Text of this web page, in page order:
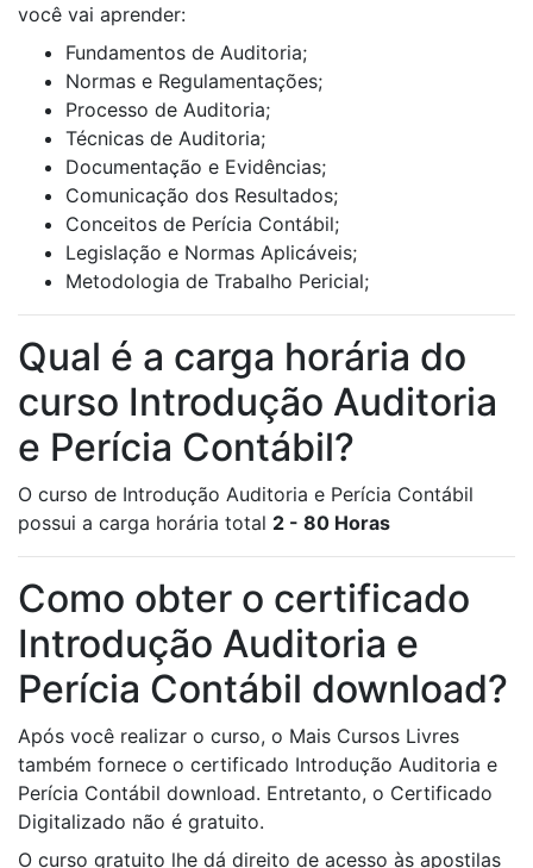
você vai aprender:
Fundamentos de Auditoria;
Normas e Regulamentações;
Processo de Auditoria;
Técnicas de Auditoria;
Documentação e Evidências;
Comunicação dos Resultados;
Conceitos de Perícia Contábil;
Legislação e Normas Aplicáveis;
Metodologia de Trabalho Pericial;
Qual é a carga horária do
curso Introdução Auditoria
e Perícia Contábil?
O curso de Introdução Auditoria e Perícia Contábil
possui a carga horária total 2 - 80 Horas
Como obter o certificado
Introdução Auditoria e
Perícia Contábil download?
Após você realizar o curso, o Mais Cursos Livres
também fornece o certificado Introdução Auditoria e
Perícia Contábil download. Entretanto, o Certificado
Digitalizado não é gratuito.
O curso gratuito lhe dá direito de acesso às apostilas